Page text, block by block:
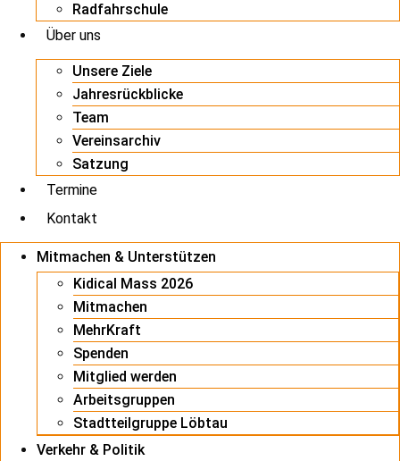
Radfahrschule
Über uns
Unsere Ziele
Jahresrückblicke
Team
Vereinsarchiv
Satzung
Termine
Kontakt
Mitmachen & Unterstützen
Kidical Mass 2026
Mitmachen
MehrKraft
Spenden
Mitglied werden
Arbeitsgruppen
Stadtteilgruppe Löbtau
Verkehr & Politik